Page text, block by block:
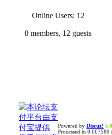
Online Users: 12
0 members, 12 guests
Powered by Discuz!
Processed in 0.007580